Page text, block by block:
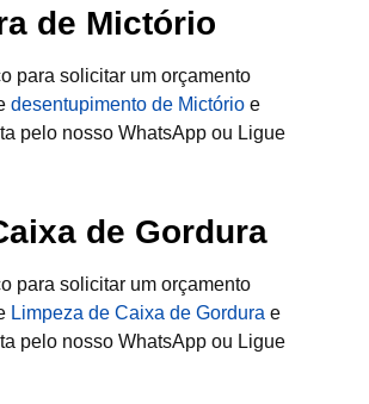
de Mictório
para solicitar um orçamento
desentupimento de Mictório e
pelo nosso WhatsApp ou Ligue
de Gordura
para solicitar um orçamento
Limpeza de Caixa de Gordura e
pelo nosso WhatsApp ou Ligue